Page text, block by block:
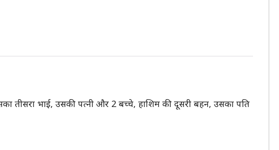
तीसरा भाई, उसकी पत्नी और 2 बच्चे, हाशिम की दूसरी बहन, उसका पति